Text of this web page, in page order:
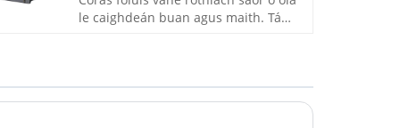
iarratais i leighis, longchlós, tionscal
le caighdeán buan agus maith. Tá
deannaigh steiriliúcháin agus
comhéadan scáileáin LCD agus níos